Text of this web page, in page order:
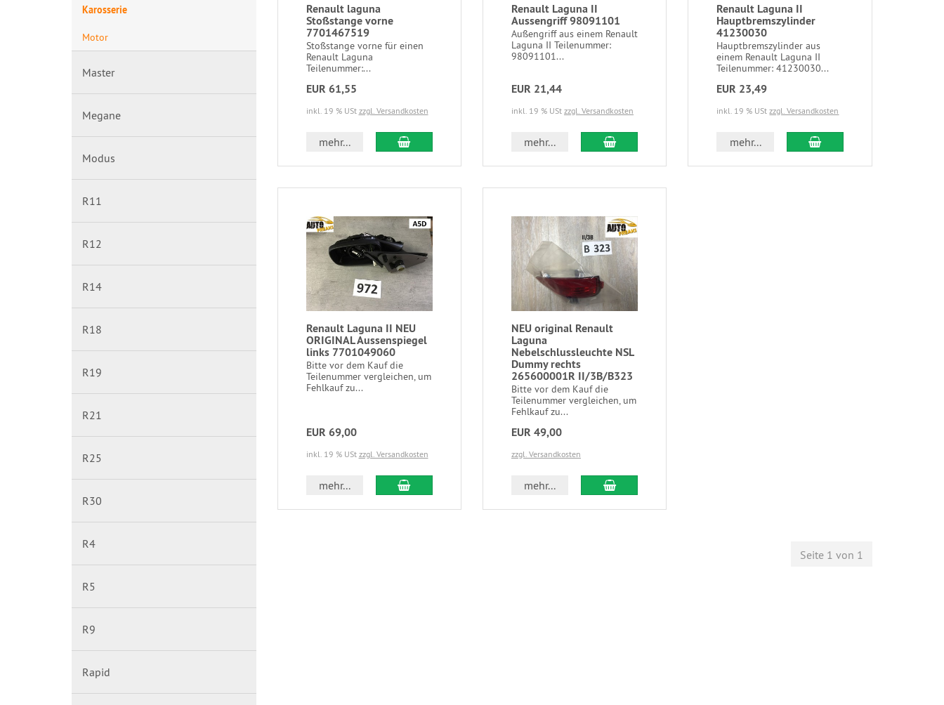
Renault laguna
Stoßstange vorne
7701467519
Stoßstange vorne für einen
Renault Laguna
Teilenummer:...
EUR 61,55
inkl. 19 % USt zzgl. Versandkosten
mehr...
Renault Laguna II
Aussengriff 98091101
Außengriff aus einem Renault
Laguna II Teilenummer:
98091101...
EUR 21,44
inkl. 19 % USt zzgl. Versandkosten
mehr...
Renault Laguna II
Hauptbremszylinder
41230030
Hauptbremszylinder aus
einem Renault Laguna II
Teilenummer: 41230030...
EUR 23,49
inkl. 19 % UStzzgl. Versandkosten
mehr...
Renault Laguna II NEU
ORIGINAL Aussenspiegel
links 7701049060
Bitte vor dem Kauf die
Teilenummer vergleichen, um
Fehlkauf zu...
EUR 69,00
inkl. 19 % USt zzgl. Versandkosten
mehr...
NEU original Renault
Laguna
Nebelschlussleuchte NSL
Dummy rechts
265600001R II/3B/B323
Bitte vor dem Kauf die
Teilenummer vergleichen, um
Fehlkauf zu...
EUR 49,00
zzgl. Versandkosten
mehr...
Seite 1 von 1
Karosserie
Motor
Master
Megane
Modus
R11
R12
R14
R18
R19
R21
R25
R30
R4
R5
R9
Rapid